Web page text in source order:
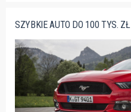
SZYBKIE AUTO DO 100 TYS. ZŁ